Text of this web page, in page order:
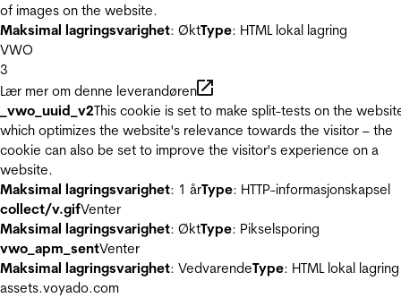
of images on the website.
Maksimal lagringsvarighet: ØktType: HTML lokal lagring
VWO
3
Lær mer om denne leverandøren
_vwo_uuid_v2This cookie is set to make split-tests on the
which optimizes the website's relevance towards the visitor – the
cookie can also be set to improve the visitor's experience on a
website.
Maksimal lagringsvarighet: 1 årType: HTTP-informasjonskapsel
collect/v.gifVenter
Maksimal lagringsvarighet: ØktType: Pikselsporing
vwo_apm_sentVenter
Maksimal lagringsvarighet: VedvarendeType: HTML lokal lagring
assets.voyado.com